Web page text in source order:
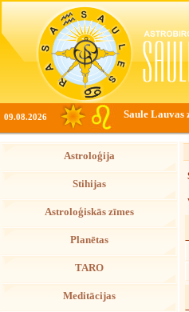
09.08.2026 Saule Lauvas
Astroloģija
Stihijas
Astroloģiskās zīmes
Planētas
TARO
Meditācijas